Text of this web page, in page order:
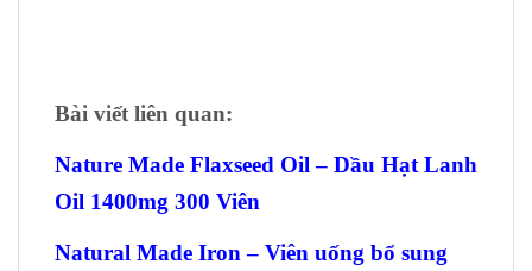
Bài viết liên quan:
Nature Made Flaxseed Oil – Dầu Hạt Lanh
Oil 1400mg 300 Viên
Natural Made Iron – Viên uống bổ sung